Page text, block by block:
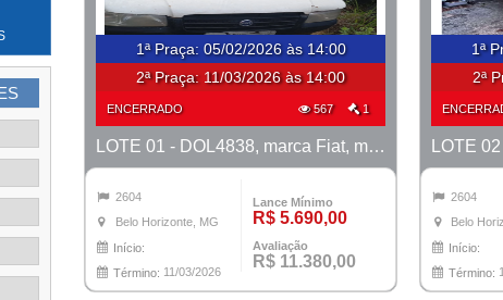
1ª Praça: 05/02/2026 às 14:00
2ª Praça: 11/03/2026 às 14:00
ENCERRADO 567 1
LOTE 01 - DOL4838, marca Fiat, modelo Uno Mille Fire, ano 2004/2005
2604
Belo Horizonte, MG
Início:
Término: 11/03/2026
Lance Mínimo
R$ 5.690,00
Avaliação
R$ 11.380,00
1ª
2ª
2604
Belo
Início:
Término: